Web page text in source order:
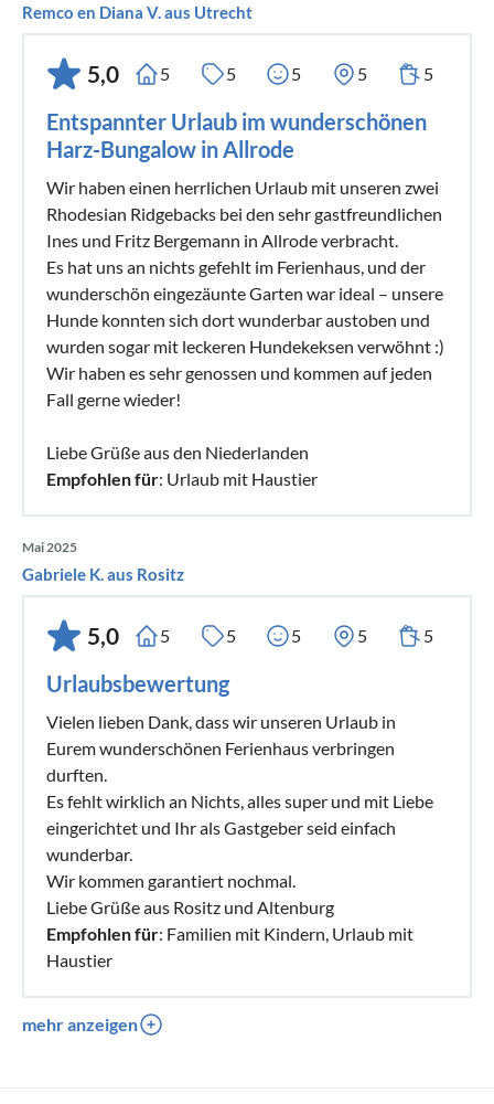
Remco en Diana V. aus Utrecht
5,0 5 5 5 5 5
Entspannter Urlaub im wunderschönen
Harz-Bungalow in Allrode
Wir haben einen herrlichen Urlaub mit unseren zwei
Rhodesian Ridgebacks bei den sehr gastfreundlichen
Ines und Fritz Bergemann in Allrode verbracht.
Es hat uns an nichts gefehlt im Ferienhaus, und der
wunderschön eingezäunte Garten war ideal – unsere
Hunde konnten sich dort wunderbar austoben und
wurden sogar mit leckeren Hundekeksen verwöhnt :)
Wir haben es sehr genossen und kommen auf jeden
Fall gerne wieder!
Liebe Grüße aus den Niederlanden
Empfohlen für: Urlaub mit Haustier
Mai 2025
Gabriele K. aus Rositz
5,0 5 5 5 5 5
Urlaubsbewertung
Vielen lieben Dank, dass wir unseren Urlaub in
Eurem wunderschönen Ferienhaus verbringen
durften.
Es fehlt wirklich an Nichts, alles super und mit Liebe
eingerichtet und Ihr als Gastgeber seid einfach
wunderbar.
Wir kommen garantiert nochmal.
Liebe Grüße aus Rositz und Altenburg
Empfohlen für: Familien mit Kindern, Urlaub mit
Haustier
mehr anzeigen